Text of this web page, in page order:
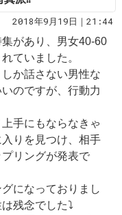
2018年9月19日｜21:44
があり、男女40-60
ていました。
か話さない男性な
のですが、行動力
手にもならなきゃ
りを見つけ、相手
リングが発表で
になっておりまし
残念でした⤵︎